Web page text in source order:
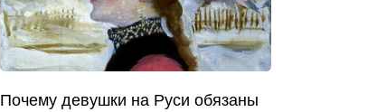
Почему девушки на Руси обязаны